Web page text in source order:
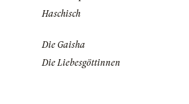
Haschisch
Die Gaisha
Die Liebesgöttinnen